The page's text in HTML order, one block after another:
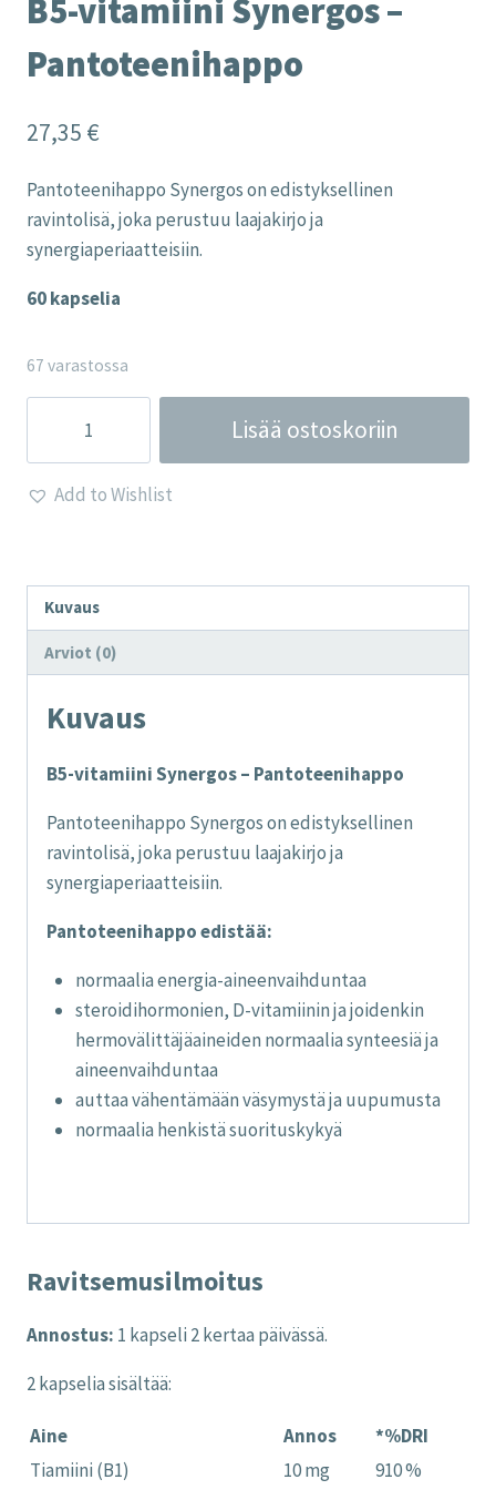
B5-vitamiini Synergos –
Pantoteenihappo
27,35 €
Pantoteenihappo Synergos on edistyksellinen
ravintolisä, joka perustuu laajakirjo ja
synergiaperiaatteisiin.
60 kapselia
67 varastossa
vitamiini
Synergos
-
Lisää ostoskoriin
Add to Wishlist
Kuvaus
Arviot (0)
Kuvaus
B5-vitamiini Synergos – Pantoteenihappo
Pantoteenihappo Synergos on edistyksellinen
ravintolisä, joka perustuu laajakirjo ja
synergiaperiaatteisiin.
Pantoteenihappo edistää:
normaalia energia-aineenvaihduntaa
steroidihormonien, D-vitamiinin ja joidenkin
hermovälittäjäaineiden normaalia synteesiä ja
aineenvaihduntaa
auttaa vähentämään väsymystä ja uupumusta
normaalia henkistä suorituskykyä
Ravitsemusilmoitus
Annostus: 1 kapseli 2 kertaa päivässä.
2 kapselia sisältää:
Aine Annos
*%DRI
Tiamiini (B1)
10 mg 910 %